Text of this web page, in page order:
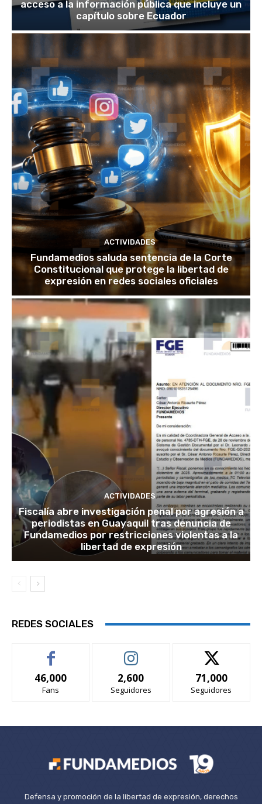
acceso a la información pública que incluye un
capítulo sobre Ecuador
ACTIVIDADES
Fundamedios saluda sentencia de la Corte
Constitucional que protege la libertad de
expresión en redes sociales oficiales
ACTIVIDADES
Fiscalía abre investigación penal por agresión a
periodistas en Guayaquil tras denuncia de
Fundamedios por restricciones violentas a la
libertad de expresión
REDES SOCIALES
46,000
Fans
2,600
Seguidores
71,000
Seguidores
Defensa y promoción de la libertad de expresión, derechos